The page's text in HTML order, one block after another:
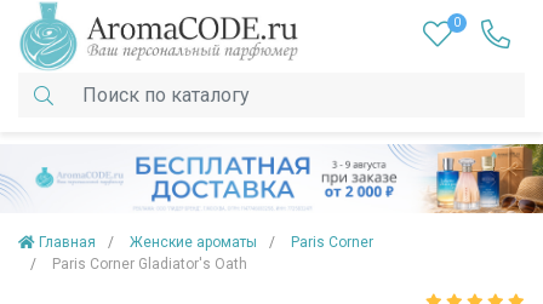
0
Главная Женские ароматы
Paris Corner
Paris Corner Gladiator's Oath